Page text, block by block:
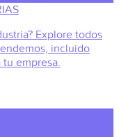
Explore todos
incluido
empresa.